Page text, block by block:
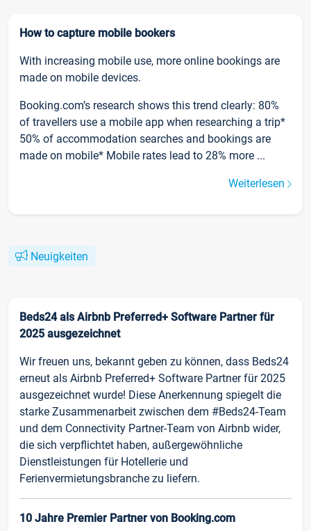
How to capture mobile bookers
With increasing mobile use, more online bookings are
made on mobile devices.
Booking.com’s research shows this trend clearly: 80%
of travellers use a mobile app when researching a trip*
50% of accommodation searches and bookings are
made on mobile* Mobile rates lead to 28% more ...
Weiterlesen
Neuigkeiten
Beds24 als Airbnb Preferred+ Software Partner für
2025 ausgezeichnet
Wir freuen uns, bekannt geben zu können, dass Beds24
erneut als Airbnb Preferred+ Software Partner für 2025
ausgezeichnet wurde! Diese Anerkennung spiegelt die
starke Zusammenarbeit zwischen dem #Beds24-Team
und dem Connectivity Partner-Team von Airbnb wider,
die sich verpflichtet haben, außergewöhnliche
Dienstleistungen für Hotellerie und
Ferienvermietungsbranche zu liefern.
10 Jahre Premier Partner von Booking.com